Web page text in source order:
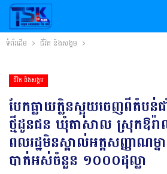
ទំព័រដើម ជីវិត និងសង្គម
ជីវិត និងសង្គម
បែកធ្លាយក្លិនស្អុយចេញពីតំបន់
ថ្មីដូនជន ឃុំតាសាល ស្រុកឱរ៉ា
ពលរដ្ឋមិនស្គាល់អត្តសញ្ញាណម្
បាត់អស់ចំនួន ១០០០ដុល្លា